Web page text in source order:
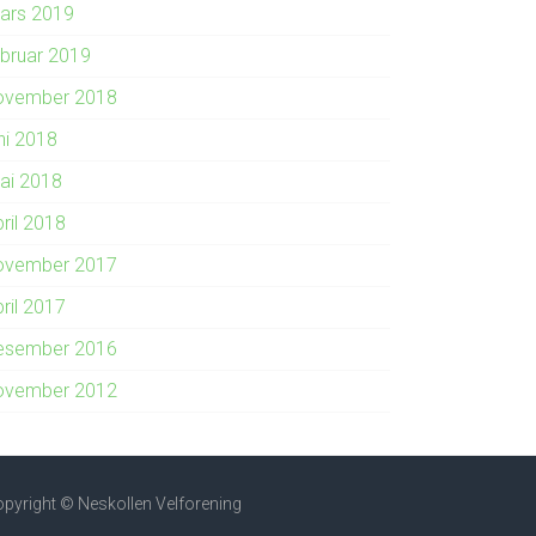
2019
2019
2018
2018
2018
2018
2017
2017
2016
2012
© Neskollen Velforening